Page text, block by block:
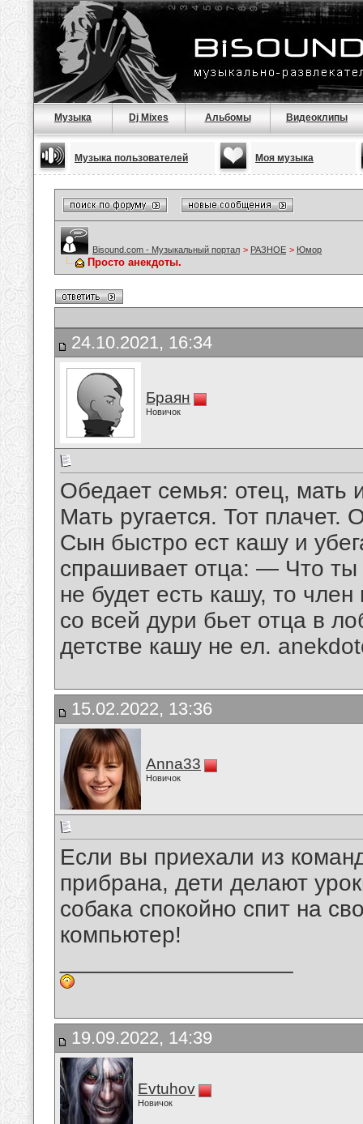
Музыка Dj Mixes Альбомы Видеоклипы
Музыка пользователей Моя музыка
Bisound.com - Музыкальный портал > РАЗНОЕ > Юмор
Просто анекдоты.
24.10.2021, 16:34
Браян
Новичок
Обедает семья: отец, мать
Мать ругается. Тот плачет.
Сын быстро ест кашу и
спрашивает отца: — Что
не будет есть кашу, то
со всей дури бьет отца в
детстве кашу не ел.
15.02.2022, 13:36
Anna33
Новичок
Если вы приехали из
прибрана, дети делают
собака спокойно спит на
компьютер!
19.09.2022, 14:39
Evtuhov
Новичок